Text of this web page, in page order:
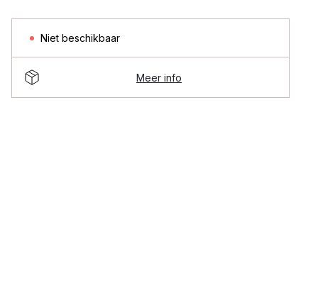
Niet beschikbaar
Meer info